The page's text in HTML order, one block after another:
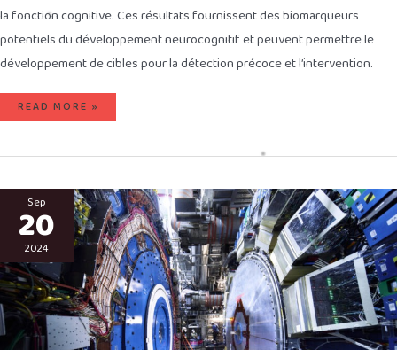
la fonction cognitive. Ces résultats fournissent des biomarqueurs
potentiels du développement neurocognitif et peuvent permettre le
développement de cibles pour la détection précoce et l’intervention.
READ MORE »
Sep
20
2024
LE
PLUS
GRAND
COLLISIONNEUR
DE
HADRONS
ATLAS
POURRAIT
PROCHAINEMENT
GÉNÉRER
DE
LA
MATIÈRE
NOIRE
SOUS
FORME